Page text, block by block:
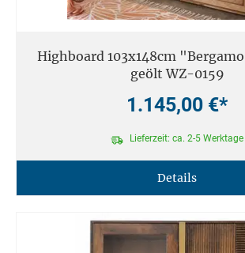
Highboard 103x148cm
geölt WZ-0159
1.145,00 €*
Lieferzeit: ca. 2-5 Werktage
Details